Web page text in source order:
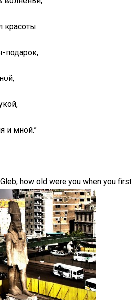
красоты.
подарок,
и мной.”
Gleb, how old were you when